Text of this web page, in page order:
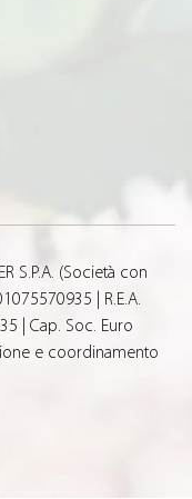
S.P.A. (Società con
| R.E.A.
| Cap. Soc. Euro
e coordinamento